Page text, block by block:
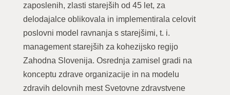
zaposlenih, zlasti starejših od 45 let, za
delodajalce oblikovala in implementirala celovit
poslovni model ravnanja s starejšimi, t. i.
management starejših za kohezijsko regijo
Zahodna Slovenija. Osrednja zamisel gradi na
konceptu zdrave organizacije in na modelu
zdravih delovnih mest Svetovne zdravstvene